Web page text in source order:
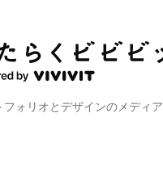
フォリオとデザインのメディア